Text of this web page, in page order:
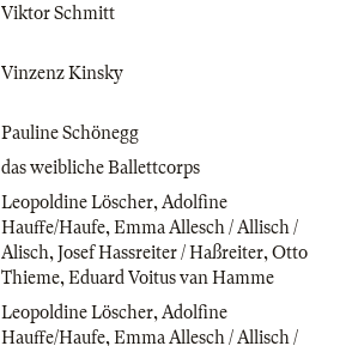
Viktor Schmitt
Vinzenz Kinsky
Pauline Schönegg
das weibliche Ballettcorps
Leopoldine Löscher,Adolfine
Hauffe/Haufe,Emma Allesch / Allisch /
Alisch,Josef Hassreiter / Haßreiter,Otto
Thieme,Eduard Voitus van Hamme
Leopoldine Löscher,Adolfine
Hauffe/Haufe,Emma Allesch / Allisch /